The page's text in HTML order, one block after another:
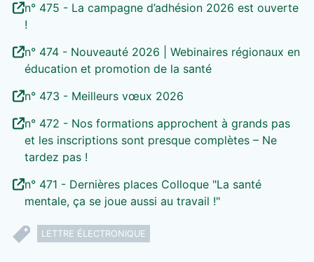
n° 475 - La campagne d’adhésion 2026 est ouverte
!
n° 474 - Nouveauté 2026 | Webinaires régionaux en
éducation et promotion de la santé
n° 473 - Meilleurs vœux 2026
n° 472 - Nos formations approchent à grands pas
et les inscriptions sont presque complètes – Ne
tardez pas !
n° 471 - Dernières places Colloque "La santé
mentale, ça se joue aussi au travail !"
LETTRE ÉLECTRONIQUE